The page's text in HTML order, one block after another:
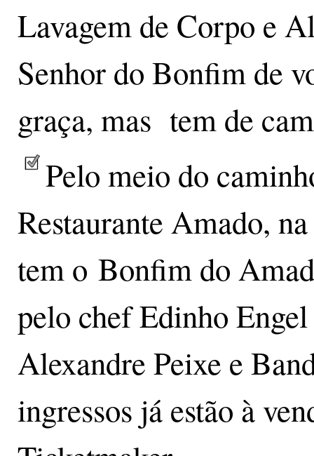
Lavagem de Corpo e
Senhor do Bonfim de
graça, mas tem de
Pelo meio do
Restaurante Amado,
tem o Bonfim do
pelo chef Edinho
Alexandre Peixe e
ingressos já estão à